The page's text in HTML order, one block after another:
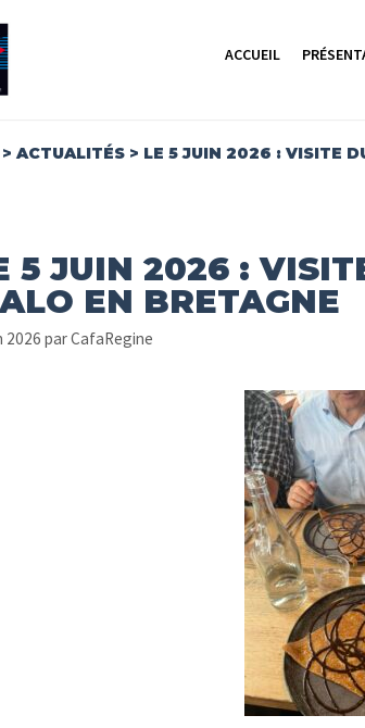
ACCUEIL
> ACTUALITÉS > LE 5 JUIN 2026 : VISITE
5 JUIN 2026 :
EN BRETAGNE
2026 parCafaRegine